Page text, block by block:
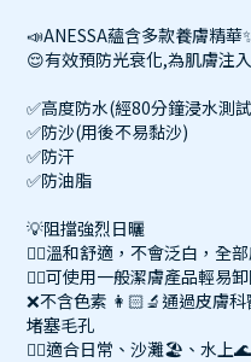
📣ANESSA蘊含多款養膚精華
😌有效預防光衰化,為肌膚注
✅高度防水(經80分鐘浸水測
✅防沙(用後不易黏沙)
✅防汗
✅防油脂
💡阻擋強烈日曬
👍🏻溫和舒適，不會泛白，全
👍🏻可使用一般潔膚產品輕易
❌不含色素 👩🏻‍🔬通過皮膚
堵塞毛孔
👍🏻適合日常、沙灘🏖、水上